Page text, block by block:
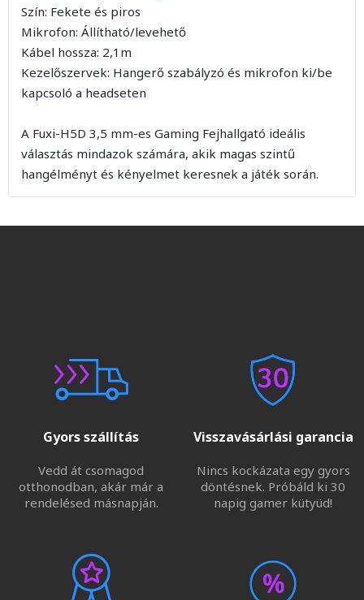
Szín: Fekete és piros
Mikrofon: Állítható/levehető
Kábel hossza: 2,1m
Kezelőszervek: Hangerő szabályzó és mikrofon ki/be
kapcsoló a headseten
A Fuxi-H5D 3,5 mm-es Gaming Fejhallgató ideális
választás mindazok számára, akik magas szintű
hangélményt és kényelmet keresnek a játék során.
Gyors szállítás
Vedd át csomagod
otthonodban, akár már a
rendelésed másnapján.
Visszavásárlási garancia
Nincs kockázata egy gyors
döntésnek. Próbáld ki 30
napig gamer kütyüd!